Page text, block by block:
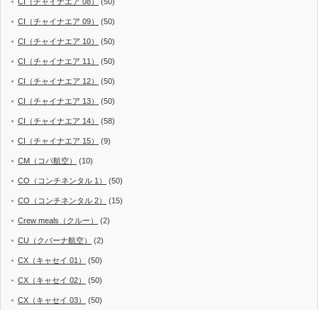
CI（チャイナエア 09） (50)
CI（チャイナエア 10） (50)
CI（チャイナエア 11） (50)
CI（チャイナエア 12） (50)
CI（チャイナエア 13） (50)
CI（チャイナエア 14） (58)
CI（チャイナエア 15） (9)
CM（コパ航空） (10)
CO（コンチネンタル 1） (50)
CO（コンチネンタル 2） (15)
Crew meals（クルー） (2)
CU（クバーナ航空） (2)
CX（キャセイ 01） (50)
CX（キャセイ 02） (50)
CX（キャセイ 03） (50)